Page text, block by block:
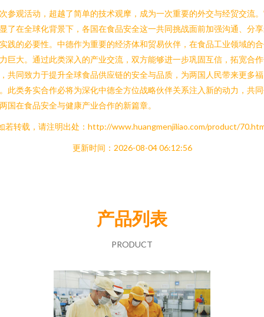
参观活动，超越了简单的技术观摩，成为一次重要的外交与经贸交流
了在全球化背景下，各国在食品安全这一共同挑战面前加强沟通、分
践的必要性。中德作为重要的经济体和贸易伙伴，在食品工业领域的
巨大。通过此类深入的产业交流，双方能够进一步巩固互信，拓宽合
共同致力于提升全球食品供应链的安全与品质，为两国人民带来更多福
此类务实合作必将为深化中德全方位战略伙伴关系注入新的动力，共
国在食品安全与健康产业合作的新篇章。
若转载，请注明出处：http://www.huangmenjiliao.com/product/
更新时间：2026-08-04 06:12:56
产品列表
PRODUCT